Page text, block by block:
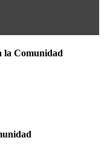
la Comunidad